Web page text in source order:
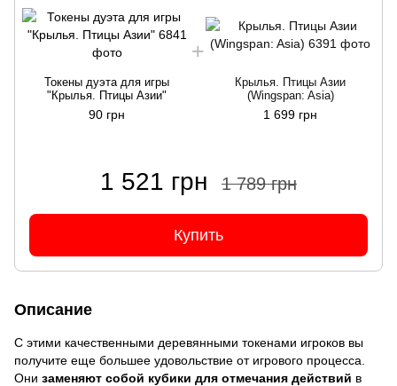
Токены дуэта для игры
"Крылья. Птицы Азии"
90 грн
Крылья. Птицы Азии
(Wingspan: Asia)
1 699 грн
1 521 грн 1 789 грн
Купить
Описание
С этими качественными деревянными токенами игроков вы
получите еще большее удовольствие от игрового процесса.
Они заменяют собой кубики для отмечания действий в